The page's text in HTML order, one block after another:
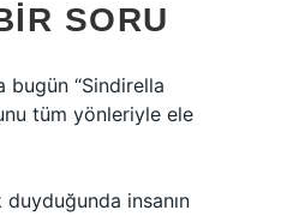
SORU
bugün “Sindirella
tüm yönleriyle ele
insanın